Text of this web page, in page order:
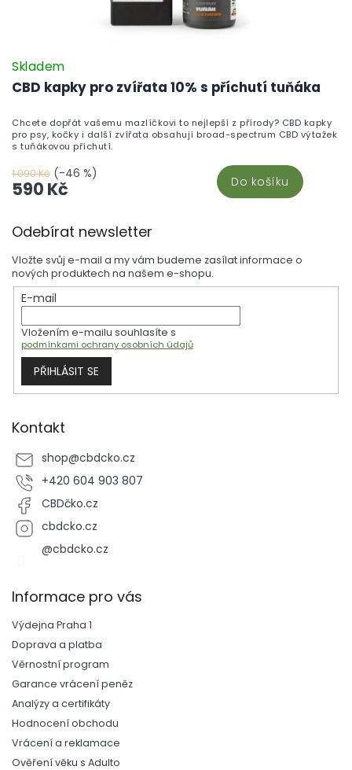
CBD kapky pro zvířata 10% s příchutí tuňáka
Skladem
1 090 Kč (-46 %)
590 Kč Do košíku
Chcete dopřát vašemu mazlíčkovi to nejlepší z přírody? CBD kapky
pro psy, kočky i další zvířata obsahují broad-spectrum CBD výtažek
s tuňákovou příchutí.
Odebírat newsletter
Vložte svůj e-mail a my vám budeme zasílat informace o
nových produktech na našem e-shopu.
E-mail
Vložením e-mailu souhlasíte s
podmínkami ochrany osobních údajů
PŘIHLÁSIT SE
Kontakt
shop@cbdcko.cz
+420 604 903 807
CBDčko.cz
cbdcko.cz
@cbdcko.cz
Informace pro vás
Výdejna Praha 1
Doprava a platba
Věrnostní program
Garance vrácení peněz
Analýzy a certifikáty
Hodnocení obchodu
Vrácení a reklamace
Ověření věku s Adulto